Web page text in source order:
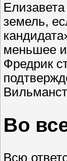
земель,
меньшее
Фредрик
Во
Всю